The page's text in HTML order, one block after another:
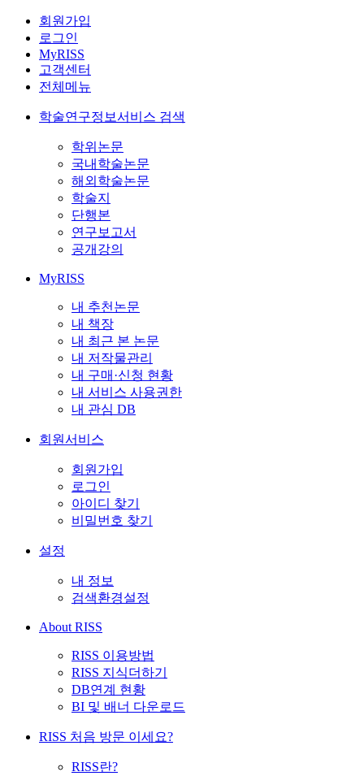
회원가입
로그인
MyRISS
고객센터
전체메뉴
학술연구정보서비스 검색
학위논문
국내학술논문
해외학술논문
학술지
단행본
연구보고서
공개강의
MyRISS
내 추천논문
내 책장
내 최근 본 논문
내 저작물관리
내 구매·신청 현황
내 서비스 사용권한
내 관심 DB
회원서비스
회원가입
로그인
아이디 찾기
비밀번호 찾기
설정
내 정보
검색환경설정
About RISS
RISS 이용방법
RISS 지식더하기
DB연계 현황
BI 및 배너 다운로드
RISS 처음 방문 이세요?
RISS란?